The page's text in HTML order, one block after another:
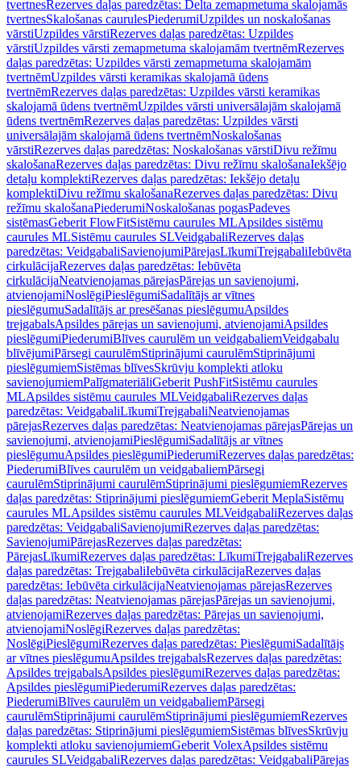
tvertnesRezerves daļas paredzētas: Delta zemapmetuma skalojamās
tvertnesSkalošanas caurulesPiederumiUzpildes un noskalošanas
vārstiUzpildes vārstiRezerves daļas paredzētas: Uzpildes
vārstiUzpildes vārsti zemapmetuma skalojamām tvertnēmRezerves
daļas paredzētas: Uzpildes vārsti zemapmetuma skalojamām
tvertnēmUzpildes vārsti keramikas skalojamā ūdens
tvertnēmRezerves daļas paredzētas: Uzpildes vārsti keramikas
skalojamā ūdens tvertnēmUzpildes vārsti universālajām skalojamā
ūdens tvertnēmRezerves daļas paredzētas: Uzpildes vārsti
universālajām skalojamā ūdens tvertnēmNoskalošanas
vārstiRezerves daļas paredzētas: Noskalošanas vārstiDivu režīmu
skalošanaRezerves daļas paredzētas: Divu režīmu skalošanaIekšējo
detaļu komplektiRezerves daļas paredzētas: Iekšējo detaļu
komplektiDivu režīmu skalošanaRezerves daļas paredzētas: Divu
režīmu skalošanaPiederumiNoskalošanas pogasPadeves
sistēmasGeberit FlowFitSistēmu caurules MLApsildes sistēmu
caurules MLSistēmu caurules SLVeidgabaliRezerves daļas
paredzētas: VeidgabaliSavienojumiPārejasLīkumiTrejgabaliIebūvēta
cirkulācijaRezerves daļas paredzētas: Iebūvēta
cirkulācijaNeatvienojamas pārejasPārejas un savienojumi,
atvienojamiNoslēgiPieslēgumiSadalītājs ar vītnes
pieslēgumuSadalītājs ar presēšanas pieslēgumuApsildes
trejgabalsApsildes pārejas un savienojumi, atvienojamiApsildes
pieslēgumiPiederumiBlīves caurulēm un veidgabaliemVeidgabalu
blīvējumiPārsegi caurulēmStiprinājumi caurulēmStiprinājumi
pieslēgumiemSistēmas blīvesSkrūvju komplekti atloku
savienojumiemPalīgmateriāliGeberit PushFitSistēmu caurules
MLApsildes sistēmu caurules MLVeidgabaliRezerves daļas
paredzētas: VeidgabaliLīkumiTrejgabaliNeatvienojamas
pārejasRezerves daļas paredzētas: Neatvienojamas pārejasPārejas un
savienojumi, atvienojamiPieslēgumiSadalītājs ar vītnes
pieslēgumuApsildes pieslēgumiPiederumiRezerves daļas paredzētas:
PiederumiBlīves caurulēm un veidgabaliemPārsegi
caurulēmStiprinājumi caurulēmStiprinājumi pieslēgumiemRezerves
daļas paredzētas: Stiprinājumi pieslēgumiemGeberit MeplaSistēmu
caurules MLApsildes sistēmu caurules MLVeidgabaliRezerves daļas
paredzētas: VeidgabaliSavienojumiRezerves daļas paredzētas:
SavienojumiPārejasRezerves daļas paredzētas:
PārejasLīkumiRezerves daļas paredzētas: LīkumiTrejgabaliRezerves
daļas paredzētas: TrejgabaliIebūvēta cirkulācijaRezerves daļas
paredzētas: Iebūvēta cirkulācijaNeatvienojamas pārejasRezerves
daļas paredzētas: Neatvienojamas pārejasPārejas un savienojumi,
atvienojamiRezerves daļas paredzētas: Pārejas un savienojumi,
atvienojamiNoslēgiRezerves daļas paredzētas:
NoslēgiPieslēgumiRezerves daļas paredzētas: PieslēgumiSadalītājs
ar vītnes pieslēgumuApsildes trejgabalsRezerves daļas paredzētas:
Apsildes trejgabalsApsildes pieslēgumiRezerves daļas paredzētas:
Apsildes pieslēgumiPiederumiRezerves daļas paredzētas:
PiederumiBlīves caurulēm un veidgabaliemPārsegi
caurulēmStiprinājumi caurulēmStiprinājumi pieslēgumiemRezerves
daļas paredzētas: Stiprinājumi pieslēgumiemSistēmas blīvesSkrūvju
komplekti atloku savienojumiemGeberit VolexApsildes sistēmu
caurules SLVeidgabaliRezerves daļas paredzētas: VeidgabaliPārejas